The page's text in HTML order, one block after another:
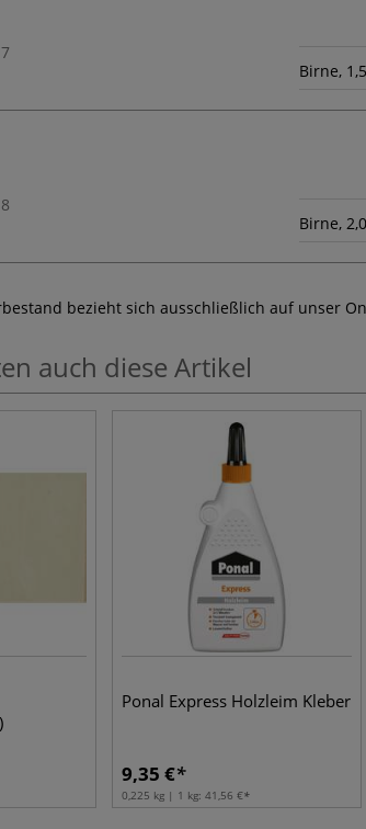
Birne,
Birne,
bezieht sich ausschließlich auf unser
auch diese Artikel
Ponal Express Holzleim Kleber
9,35 €
0,225 kg | 1 kg: 41,56 €